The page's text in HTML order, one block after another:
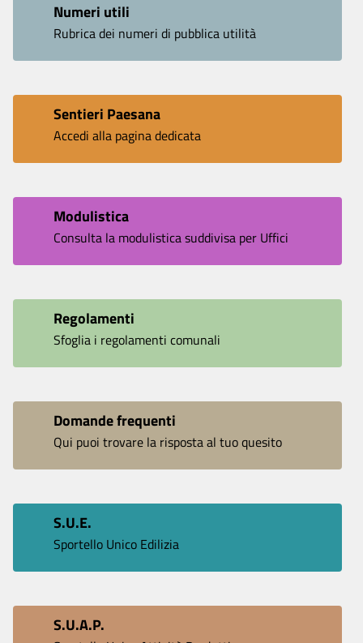
Numeri utili
Rubrica dei numeri di pubblica utilità
Sentieri Paesana
Accedi alla pagina dedicata
Modulistica
Consulta la modulistica suddivisa per Uffici
Regolamenti
Sfoglia i regolamenti comunali
Domande frequenti
Qui puoi trovare la risposta al tuo quesito
S.U.E.
Sportello Unico Edilizia
S.U.A.P.